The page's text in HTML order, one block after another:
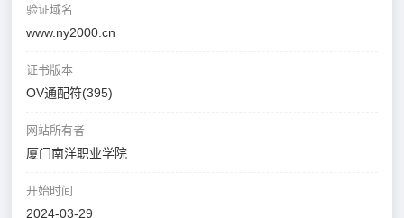
验证域名
www.ny2000.cn
证书版本
OV通配符(395)
网站所有者
厦门南洋职业学院
开始时间
2024-03-29